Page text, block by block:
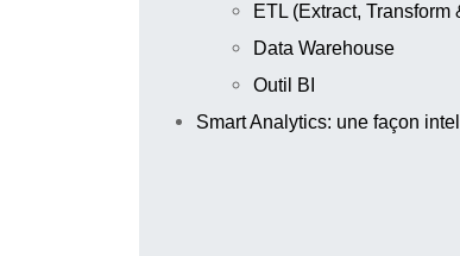
ETL (Extract, Transform
Data Warehouse
Outil BI
Smart Analytics: une façon